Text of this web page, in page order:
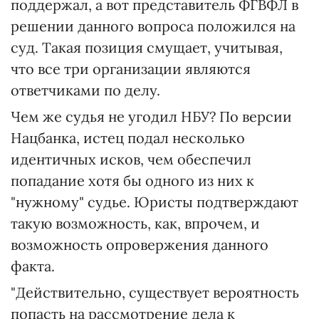
поддержал, а вот представитель ФГВФЛ в
решении данного вопроса положился на
суд. Такая позиция смущает, учитывая,
что все три организации являются
ответчиками по делу.
Чем же судья не угодил НБУ? По версии
Нацбанка, истец подал несколько
идентичных исков, чем обеспечил
попадание хотя бы одного из них к
"нужному" судье. Юристы подтверждают
такую возможность, как, впрочем, и
возможность опровержения данного
факта.
"Действительно, существует вероятность
попасть на рассмотрение дела к